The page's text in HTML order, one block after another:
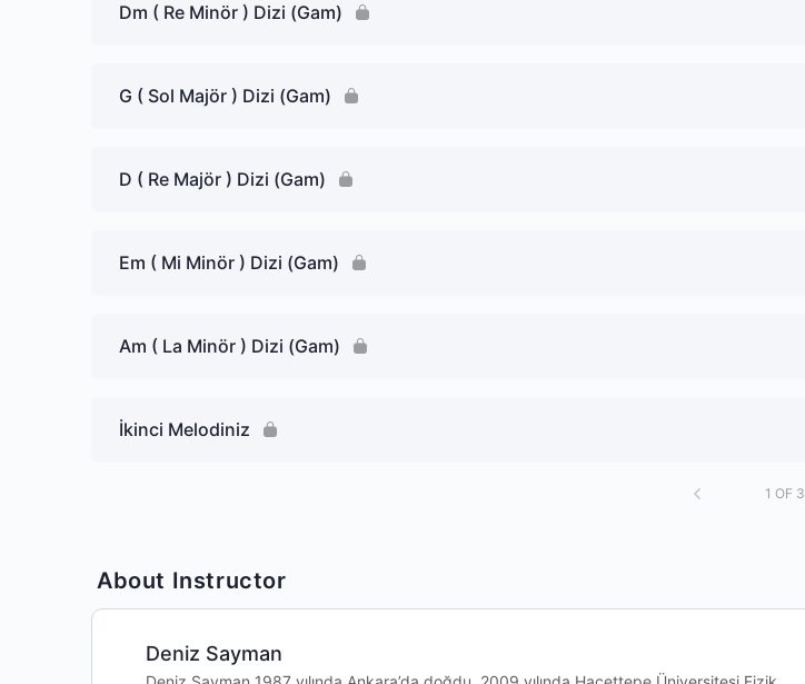
Dm ( Re Minör ) Dizi (Gam)
G ( Sol Majör ) Dizi (Gam)
D ( Re Majör ) Dizi (Gam)
Em ( Mi Minör ) Dizi (Gam)
Am ( La Minör ) Dizi (Gam)
İkinci Melodiniz
1 OF 3
About Instructor
Deniz Sayman